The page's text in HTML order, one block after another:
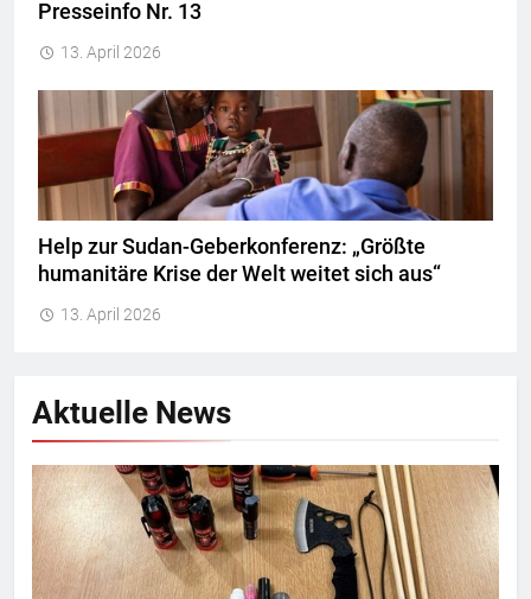
Presseinfo Nr. 13
13. April 2026
Help zur Sudan-Geberkonferenz: „Größte
humanitäre Krise der Welt weitet sich aus“
13. April 2026
Aktuelle News